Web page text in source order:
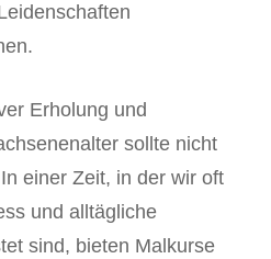
Erholung und
sollte nicht
einer Zeit, in der wir oft
und alltägliche
sind, bieten Malkurse